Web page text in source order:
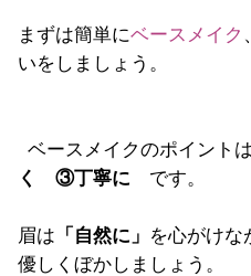
まずは簡単にベースメイク 、
いをしましょう。
ベースメイクのポイントは
く ③丁寧に です。
眉は 「自然に」 を心がけな
優しくぼかしましょう。